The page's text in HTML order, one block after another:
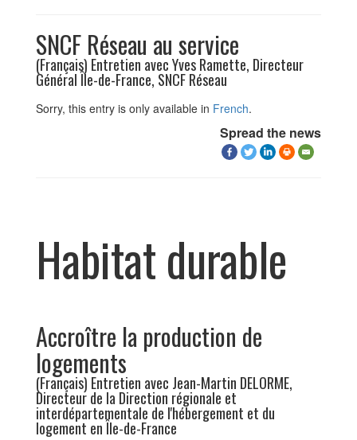
SNCF Réseau au service
(Français) Entretien avec Yves Ramette, Directeur
Général Île-de-France, SNCF Réseau
Sorry, this entry is only available in French.
Spread the news
Habitat durable
Accroître la production de
logements
(Français) Entretien avec Jean-Martin DELORME,
Directeur de la Direction régionale et
interdépartementale de l'hébergement et du
logement en Île-de-France